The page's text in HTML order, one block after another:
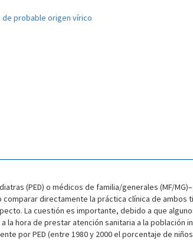
probable origen vírico
(PED) o médicos de familia/generales (MF/
directamente la práctica clínica de
La cuestión es importante, debido a que
la hora de prestar atención sanitaria a la población
por PED (entre 1980 y 2000 el porcentaje de